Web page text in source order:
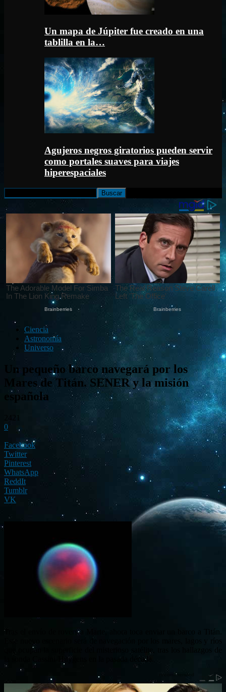
Un mapa de Júpiter fue creado en una
tablilla en la…
Agujeros negros giratorios pueden servir
como portales suaves para viajes
hiperespaciales
Ciencia
Astronomía
Universo
Un pequeño barco navegará por los
Mares de Titán. SENER y la misión
española
0
Facebook
Twitter
Pinterest
WhatsApp
ReddIt
Tumblr
VK
Tras el envío de rovers a Marte, ahora toca enviar un barco a Titán.
que ocupan la superficie del misterioso satélite, tras los hallazgos de
la sonda Cassini-Huygens en la pasada década.